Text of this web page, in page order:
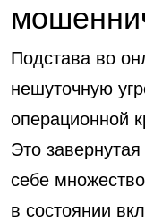
Подстава во
нешуточную
операционной
Это
себе
в состоянии